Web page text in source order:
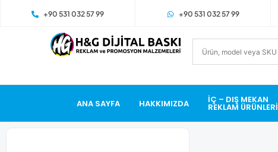
+90 531 032 57 99 +90 531 032 57 99
ANA SAYFA HAKKIMIZDA İÇ – DIŞ MEKAN
REKLAM ÜRÜNLERI